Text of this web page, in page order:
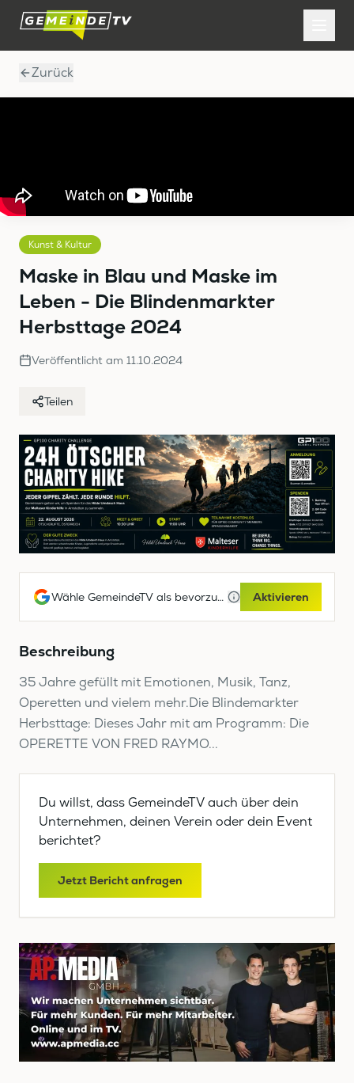
Zurück
Kunst & Kultur
Maske in Blau und Maske im
Leben - Die Blindenmarkter
Herbsttage 2024
Veröffentlicht am 11.10.2024
Teilen
Wähle GemeindeTV als bevorzugte Google-Quelle Aktivieren
Beschreibung
35 Jahre gefüllt mit Emotionen, Musik, Tanz,
Operetten und vielem mehr.Die Blindemarkter
Herbsttage: Dieses Jahr mit am Programm: Die
OPERETTE VON FRED RAYMO...
Du willst, dass GemeindeTV auch über dein
Unternehmen, deinen Verein oder dein Event
berichtet?
Jetzt Bericht anfragen